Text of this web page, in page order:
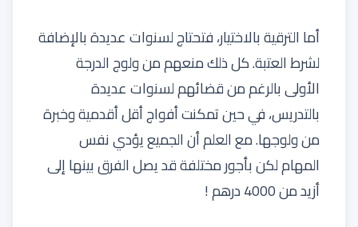
أما الترقية بالاختيار، فتحتاج لسنوات عديدة بالإضافة
لشرط العتبة. كل ذلك منعهم من ولوج الدرجة
الأولى بالرغم من قضائهم لسنوات عديدة
بالتدريس، في حين تمكنت أفواج أقل أقدمية وخبرة
من ولوجها. مع العلم أن الجميع يؤدي نفس
المهام لكن بأجور مختلفة قد يصل الفرق بينها إلى
أزيد من 4000 درهم !